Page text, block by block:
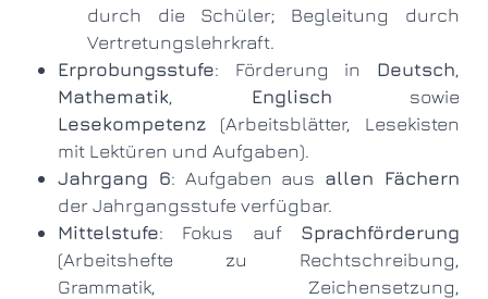
durch die Schüler; Begleitung durch
Vertretungslehrkraft.
Erprobungsstufe: Förderung in Deutsch,
Mathematik, Englisch sowie
Lesekompetenz (Arbeitsblätter, Lesekisten
mit Lektüren und Aufgaben).
Jahrgang 6: Aufgaben aus allen Fächern
der Jahrgangsstufe verfügbar.
Mittelstufe: Fokus auf Sprachförderung
(Arbeitshefte zu Rechtschreibung,
Grammatik, Zeichensetzung,